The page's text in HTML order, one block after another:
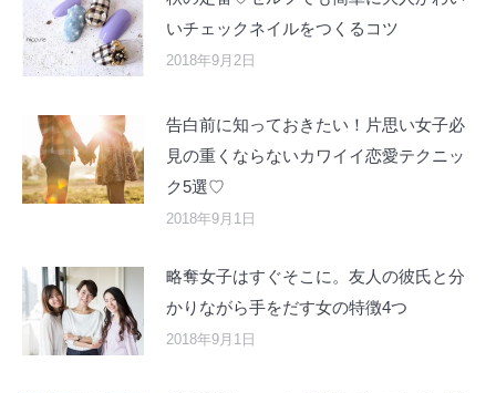
いチェックネイルをつくるコツ
2018年9月2日
告白前に知っておきたい！片思い女子必
見の重くならないカワイイ恋愛テクニッ
ク5選♡
2018年9月1日
略奪女子はすぐそこに。友人の彼氏と分
かりながら手をだす女の特徴4つ
2018年9月1日